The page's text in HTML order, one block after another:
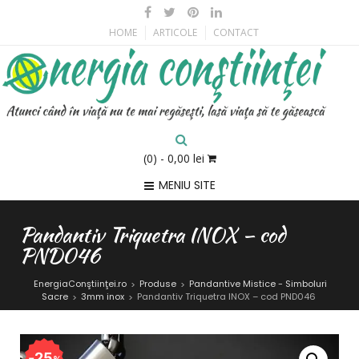
HOME ARTICOLE CONTACT
(0) - 0,00 lei
MENIU SITE
Pandantiv Triquetra INOX – cod
PND046
EnergiaConştiinţei.ro > Produse > Pandantive Mistice - Simboluri
Sacre > 3mm inox > Pandantiv Triquetra INOX – cod PND046